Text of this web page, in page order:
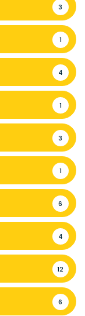
3
1
4
1
3
1
6
4
12
6